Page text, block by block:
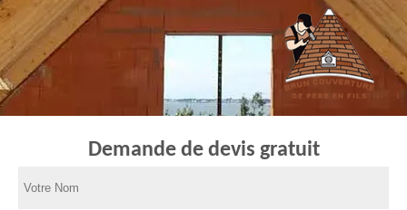
Demande de devis gratuit